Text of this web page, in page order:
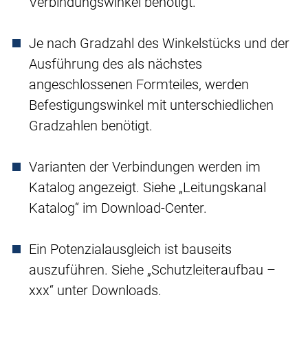
Je nach Gradzahl des Winkelstücks und der
Ausführung des als nächstes
angeschlossenen Formteiles, werden
Befestigungswinkel mit unterschiedlichen
Gradzahlen benötigt.
Varianten der Verbindungen werden im
Katalog angezeigt. Siehe „Leitungskanal
Katalog“ im Download-Center.
Ein Potenzialausgleich ist bauseits
auszuführen. Siehe „Schutzleiteraufbau –
xxx“ unter Downloads.